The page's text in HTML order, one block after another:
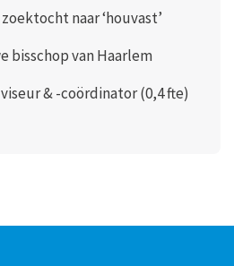
naar ‘houvast’
bisschop van Haarlem
& -coördinator (0,4 fte)